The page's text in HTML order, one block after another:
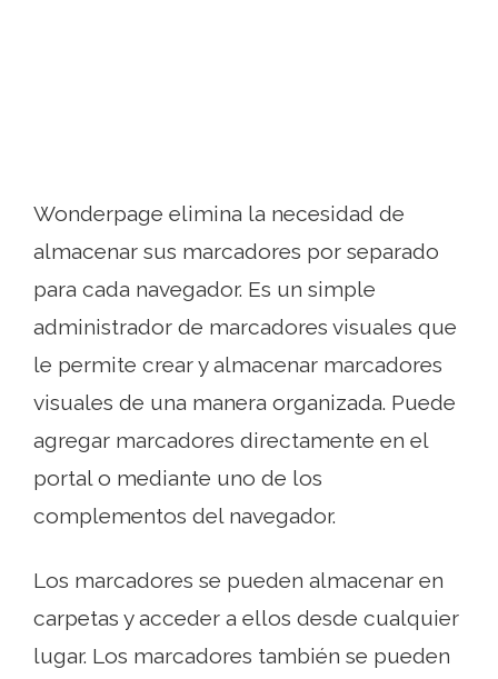
Wonderpage elimina la necesidad de
almacenar sus marcadores por separado
para cada navegador. Es un simple
administrador de marcadores visuales que
le permite crear y almacenar marcadores
visuales de una manera organizada. Puede
agregar marcadores directamente en el
portal o mediante uno de los
complementos del navegador.
Los marcadores se pueden almacenar en
carpetas y acceder a ellos desde cualquier
lugar. Los marcadores también se pueden